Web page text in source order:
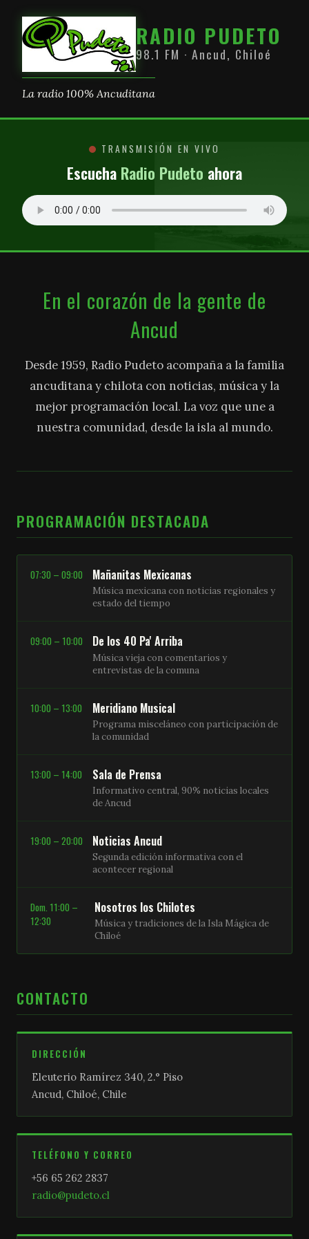
RADIO PUDETO
98.1 FM · Ancud, Chiloé
La radio 100% Ancuditana
TRANSMISIÓN EN VIVO
Escucha Radio Pudeto ahora
En el corazón de la gente de
Ancud
Desde 1959, Radio Pudeto acompaña a la familia
ancuditana y chilota con noticias, música y la
mejor programación local. La voz que une a
nuestra comunidad, desde la isla al mundo.
PROGRAMACIÓN DESTACADA
07:30 – 09:00 Mañanitas Mexicanas
Música mexicana con noticias regionales y
estado del tiempo
09:00 – 10:00 De los 40 Pa' Arriba
Música vieja con comentarios y
entrevistas de la comuna
10:00 – 13:00 Meridiano Musical
Programa misceláneo con participación de
la comunidad
13:00 – 14:00 Sala de Prensa
Informativo central, 90% noticias locales
de Ancud
19:00 – 20:00 Noticias Ancud
Segunda edición informativa con el
acontecer regional
Dom. 11:00 –
12:30
Nosotros los Chilotes
Música y tradiciones de la Isla Mágica de
Chiloé
CONTACTO
DIRECCIÓN
Eleuterio Ramírez 340, 2.° Piso
Ancud, Chiloé, Chile
TELÉFONO Y CORREO
+56 65 262 2837
radio@pudeto.cl